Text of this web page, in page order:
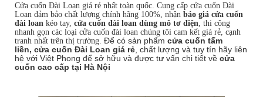
Cửa cuốn Đài Loan giá rẻ nhất toàn quốc. Cung cấp cửa cuốn Đài
Loan đảm bảo chất lượng chính hãng 100%, nhận báo giá cửa cuốn
đài loan kéo tay, cửa cuốn đài loan dùng mô tơ điện , thi công
nhanh gọn các loại cửa cuốn đài loan chúng tôi cam kết giá rẻ, cạnh
tranh nhất trên thị trường. Để có sản phẩm cửa cuốn tấm
liền, cửa cuốn Đài Loan giá rẻ , chất lượng và tuy tín hãy liên
hệ với Việt Phong để sở hữu và được tư vấn chi tiết về cửa
cuốn cao cấp tại Hà Nội